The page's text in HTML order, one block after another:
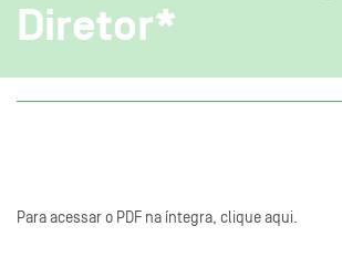
Diretor*
Para acessar o PDF na íntegra, clique aqui.